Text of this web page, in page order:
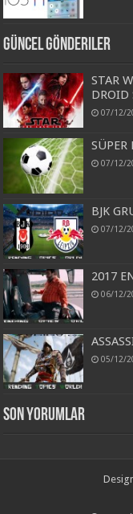
Güncel Gönderiler
STAR
DROID
07/12/
SÜPER
07/12/
BJK
07/12/
2017
06/12/
05/12/
Son Yorumlar